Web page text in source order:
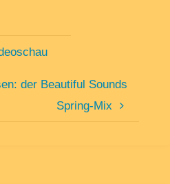
der Beautiful Sounds
Spring-Mix